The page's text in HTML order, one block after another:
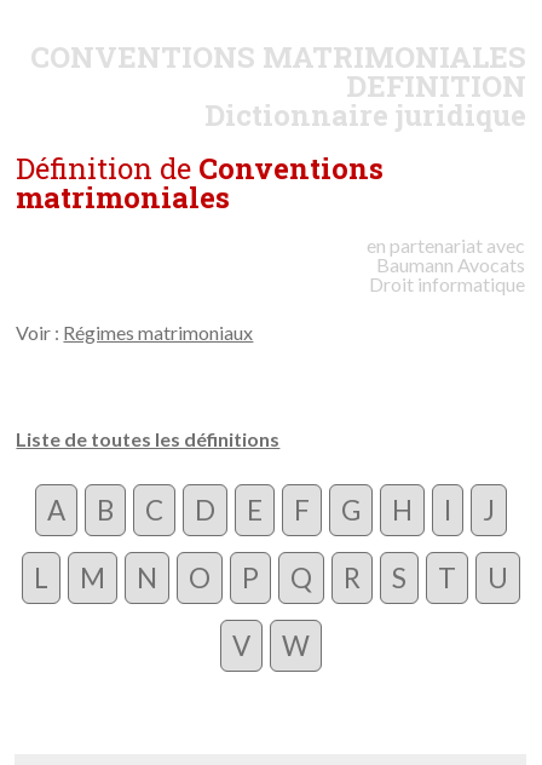
CONVENTIONS MATRIMONIALES
DEFINITION
Dictionnaire juridique
Définition de Conventions
matrimoniales
en partenariat avec
Baumann Avocats
Droit informatique
Voir : Régimes matrimoniaux
Liste de toutes les définitions
A B C D E F G H I J
L M N O P Q R S T U
V W